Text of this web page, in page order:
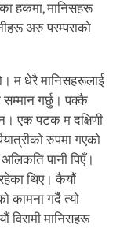
हकमा, मानिसहरू
अरु परम्पराको
म धेरै मानिसहरूलाई
सम्मान गर्छु। पक्कै
एक पटक म दक्षिणी
रुपमा गएको
पानी पिएँ।
थिए। कैयौं
कामना गर्दै त्यो
विरामी मानिसहरू